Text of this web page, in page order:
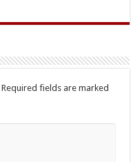
Required fields are marked